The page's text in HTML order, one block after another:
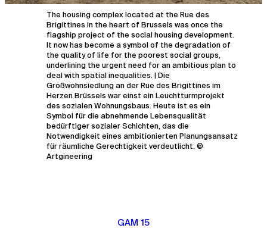
The housing complex located at the Rue des
Brigittines in the heart of Brussels was once the
flagship project of the social housing development.
It now has become a symbol of the degradation of
the quality of life for the poorest social groups,
underlining the urgent need for an ambitious plan to
deal with spatial inequalities. | Die
Großwohnsiedlung an der Rue des Brigittines im
Herzen Brüssels war einst ein Leuchtturmprojekt
des sozialen Wohnungsbaus. Heute ist es ein
Symbol für die abnehmende Lebensqualität
bedürftiger sozialer Schichten, das die
Notwendigkeit eines ambitionierten Planungsansatz
für räumliche Gerechtigkeit verdeutlicht. ©
Artgineering
GAM 15